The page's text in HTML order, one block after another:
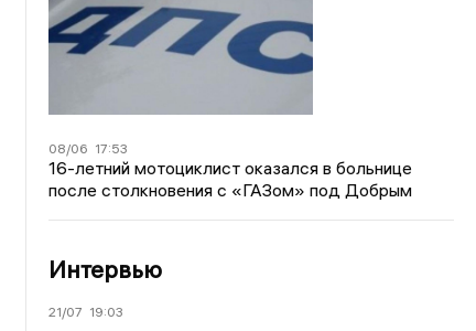
08/06 17:53
16-летний мотоциклист оказался в больнице
после столкновения с «ГАЗом» под Добрым
Интервью
21/07 19:03